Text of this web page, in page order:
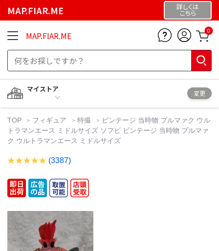
MAP.FIAR.ME 詳しくは
こちら
MAP.FIAR.ME 0
マイストア
変更
TOP フィギュア 特撮
ビンテージ 当時物 ブルマァク ウル
トラマンエース ミドルサイズ ソフビ ビンテージ 当時物 ブルマァ
ク ウルトラマンエース ミドルサイズ
(3387)